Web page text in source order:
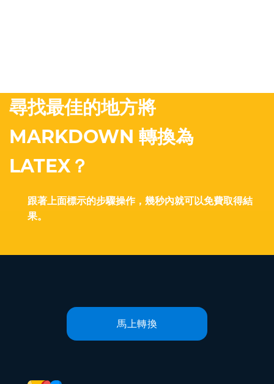
尋找最佳的地方將
MARKDOWN 轉換為
LATEX？
跟著上面標示的步驟操作，幾秒內就可以免費取得結
果。
馬上轉換